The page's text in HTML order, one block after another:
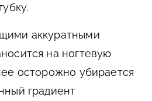
аккуратными
на ногтевую
осторожно убирается
градиент